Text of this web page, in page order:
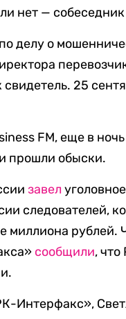
нет — собеседник
делу о
25
FM, еще в
прошли обыски.
завел
следователей,
миллиона рублей.
сообщили,
Интерфакс»,